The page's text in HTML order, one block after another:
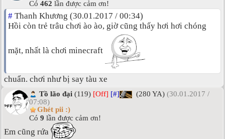
Có 462 lần được cảm ơn!
# Thanh Khương (30.01.2017 / 00:34)
Hồi còn trẻ trâu chơi ào ào, giờ cũng thấy hơi hơi chóng
mặt, nhất là chơi minecraft
chuẩn. chơi như bị say tàu xe
Tồ lão đại (119) [Off] [#] (280 YA) (30.01.2017 /
07:08)
Ghét pii :)
Có 9 lần được cảm ơn!
Em cũng rứa